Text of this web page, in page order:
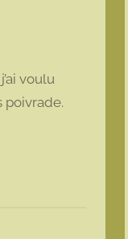
voulu
poivrade.